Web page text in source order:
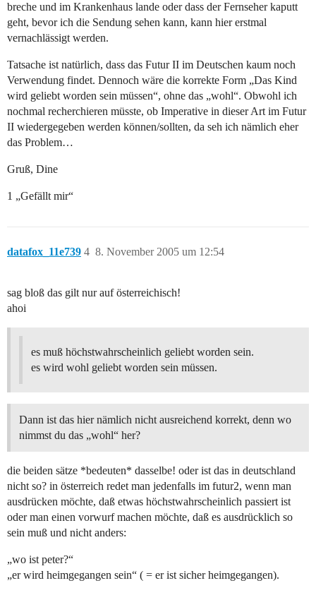
breche und im Krankenhaus lande oder dass der Fernseher kaputt
geht, bevor ich die Sendung sehen kann, kann hier erstmal
vernachlässigt werden.
Tatsache ist natürlich, dass das Futur II im Deutschen kaum noch
Verwendung findet. Dennoch wäre die korrekte Form „Das Kind
wird geliebt worden sein müssen“, ohne das „wohl“. Obwohl ich
nochmal recherchieren müsste, ob Imperative in dieser Art im Futur
II wiedergegeben werden können/sollten, da seh ich nämlich eher
das Problem…
Gruß, Dine
1 „Gefällt mir“
datafox_11e739 8. November 2005 um 12:54
4
sag bloß das gilt nur auf österreichisch!
ahoi
es muß höchstwahrscheinlich geliebt worden sein.
es wird wohl geliebt worden sein müssen.
Dann ist das hier nämlich nicht ausreichend korrekt, denn wo
nimmst du das „wohl“ her?
die beiden sätze *bedeuten* dasselbe! oder ist das in deutschland
nicht so? in österreich redet man jedenfalls im futur2, wenn man
ausdrücken möchte, daß etwas höchstwahrscheinlich passiert ist
oder man einen vorwurf machen möchte, daß es ausdrücklich so
sein muß und nicht anders:
„wo ist peter?“
„er wird heimgegangen sein“ ( = er ist sicher heimgegangen).